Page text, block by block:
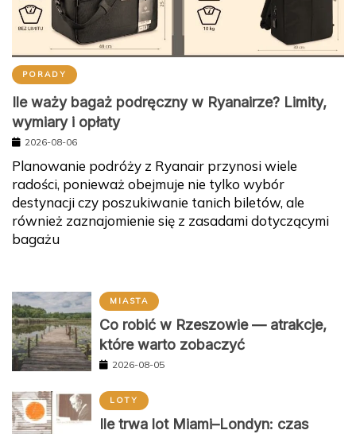
PORADY
Ile waży bagaż podręczny w Ryanairze? Limity,
wymiary i opłaty
2026-08-06
Planowanie podróży z Ryanair przynosi wiele
radości, ponieważ obejmuje nie tylko wybór
destynacji czy poszukiwanie tanich biletów, ale
również zaznajomienie się z zasadami dotyczącymi
bagażu
MIASTA
Co robić w Rzeszowie — atrakcje,
które warto zobaczyć
2026-08-05
LOTY
Ile trwa lot Miami–Londyn: czas